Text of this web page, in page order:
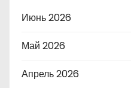
Июнь 2026
Май 2026
Апрель 2026